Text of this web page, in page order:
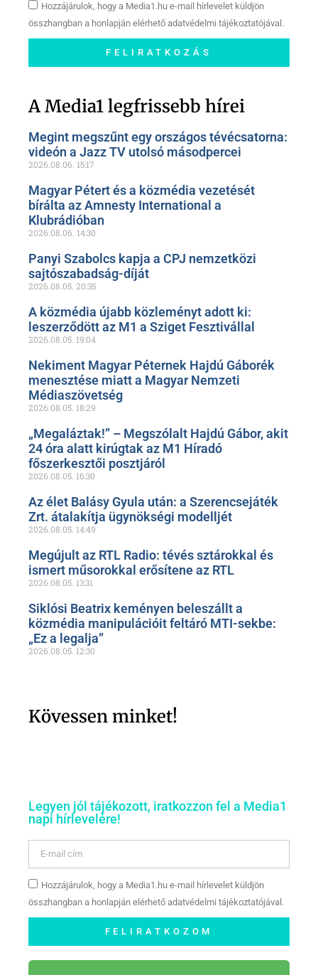
Hozzájárulok, hogy a Media1.hu e-mail hírlevelet küldjön
összhangban a honlapján elérhető adatvédelmi tájékoztatójával.
FELIRATKOZÁS
oldalunkon!
A Media1 legfrissebb hírei
Megint megszűnt egy országos tévécsatorna:
videón a Jazz TV utolsó másodpercei
2026.08.06. 15:17
Magyar Pétert és a közmédia vezetését
bírálta az Amnesty International a
Klubrádióban
2026.08.06. 14:30
Panyi Szabolcs kapja a CPJ nemzetközi
sajtószabadság-díját
2026.08.05. 20:35
A közmédia újabb közleményt adott ki:
leszerződött az M1 a Sziget Fesztivállal
2026.08.05. 19:04
Nekiment Magyar Péternek Hajdú Gáborék
menesztése miatt a Magyar Nemzeti
Médiaszövetség
2026.08.05. 18:29
„Megaláztak!” – Megszólalt Hajdú Gábor, akit
24 óra alatt kirúgtak az M1 Híradó
főszerkesztői posztjáról
2026.08.05. 16:30
Az élet Balásy Gyula után: a Szerencsejáték
Zrt. átalakítja ügynökségi modelljét
2026.08.05. 14:49
Megújult az RTL Radio: tévés sztárokkal és
ismert műsorokkal erősítene az RTL
2026.08.05. 13:31
Siklósi Beatrix keményen beleszállt a
közmédia manipulációit feltáró MTI-sekbe:
„Ez a legalja”
2026.08.05. 12:30
Kövessen minket!
Legyen jól tájékozott, iratkozzon fel a Media1
napi hírlevelére!
Hozzájárulok, hogy a Media1.hu e-mail hírlevelet küldjön
összhangban a honlapján elérhető adatvédelmi tájékoztatójával.
FELIRATKOZOM